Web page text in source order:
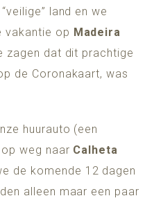
land en we
vakantie op Madeira
zagen dat dit prachtige
de Coronakaart, was
huurauto (een
weg naar Calheta
de komende 12 dagen
alleen maar een paar